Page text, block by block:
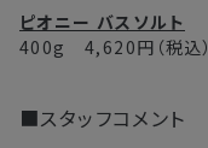
ピオニー バスソルト
400g 4,620円（税込）
■スタッフコメント